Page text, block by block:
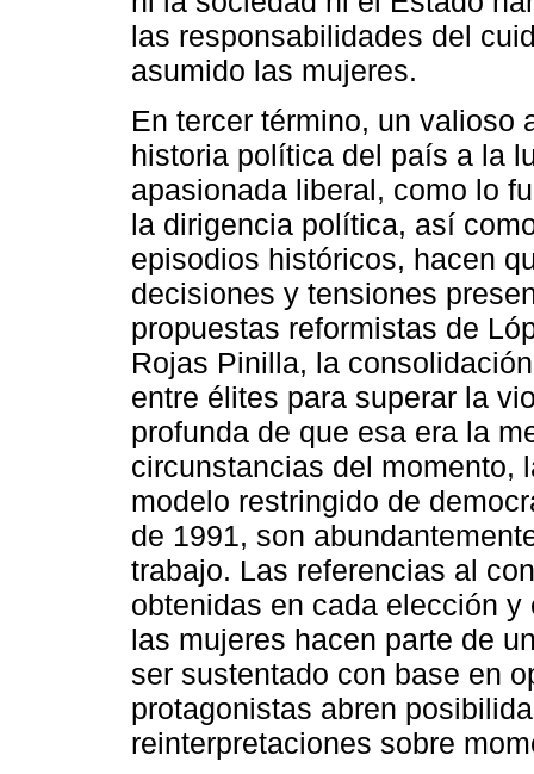
las responsabilidades del
asumido las mujeres.
En tercer término, un valioso
historia política del país a la
apasionada liberal, como lo
la dirigencia política, así
episodios históricos, hacen
decisiones y tensiones
propuestas reformistas de
Rojas Pinilla, la
entre élites para superar la
profunda de que esa era la
circunstancias del momento,
modelo restringido de
de 1991, son
trabajo. Las referencias al
obtenidas en cada elección
las mujeres hacen parte de
ser sustentado con base en
protagonistas abren
reinterpretaciones sobre